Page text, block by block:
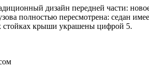
дизайн передней части:
полностью пересмотрена: седан
стойках крыши украшены цифрой 5.